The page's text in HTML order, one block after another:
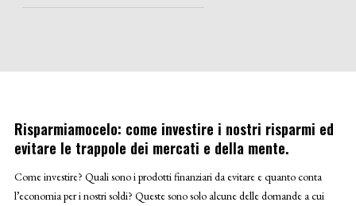
Risparmiamocelo: come investire i nostri risparmi ed
evitare le trappole dei mercati e della mente.
Come investire? Quali sono i prodotti finanziari da evitare e quanto conta
l’economia per i nostri soldi? Queste sono solo alcune delle domande a cui